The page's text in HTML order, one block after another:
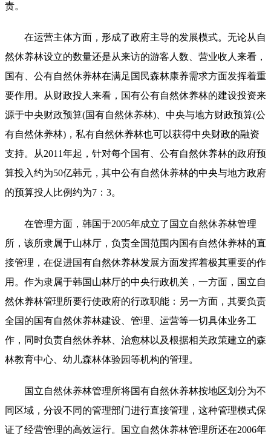
责。
在运营主体方面，形成了政府主导的发展模式。无论从自
然休养林设立的数量还是从来访的游客人数、营业收人来看，
国有、公有自然休养林在满足国民森林康养需求方面发挥着重
要作用。从财政投人来看，国有公有自然休养林的建设投资来
源于中央财政预算(国有自然休养林)、中央与地方财政预算(公
有自然休养林)，私有自然休养林也可以获得中央财政的融资
支持。从2011年起，针对每个国有、公有自然休养林的政府预
算投入约为50亿韩元，其中公有自然休养林的中央与地方政府
的预算投人比例约为7：3。
在管理方面，韩国于2005年成立了国立自然休养林管理
所，该所隶属于山林厅，负责全国范围内国有自然休养林的直
接管理，在促进国有自然休养林发展方面发挥着极其重要的作
用。作为隶属于韩国山林厅的中央行政机关，一方面，国立自
然休养林管理所要行使政府的行政职能：另一方面，其要负责
全国的国有自然休养林建设、管理、运营等一切具体业务工
作，同时负责自然休养林、治愈林以及根据相关政策建立的森
林教育中心、幼儿森林体验园等机构的管理。
国立自然休养林管理所将国有自然休养林按地区划分为不
同区域，分设不同的管理部门进行直接管理，这种管理模式保
证了经营管理的高效运行。国立自然休养林管理所还在2006年